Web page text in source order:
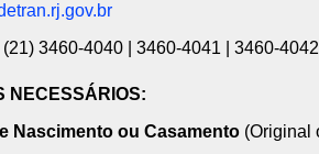
(21) 3460-4040 | 3460-4041 | 3460-
NECESSÁRIOS:
Nascimento ou Casamento (Original